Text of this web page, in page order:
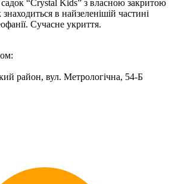
“Crystal Kids” з власною закритою
в найзеленішій частині
Сучасне укриття.
район, вул. Метрологічна, 54-Б